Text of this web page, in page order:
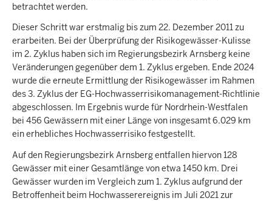
betrachtet werden.
Dieser Schritt war erstmalig bis zum 22. Dezember 2011 zu
erarbeiten. Bei der Überprüfung der Risikogewässer-Kulisse
im 2. Zyklus haben sich im Regierungsbezirk Arnsberg keine
Veränderungen gegenüber dem 1. Zyklus ergeben. Ende 2024
wurde die erneute Ermittlung der Risikogewässer im Rahmen
des 3. Zyklus der EG-Hochwasserrisikomanagement-Richtlinie
abgeschlossen. Im Ergebnis wurde für Nordrhein-Westfalen
bei 456 Gewässern mit einer Länge von insgesamt 6.029 km
ein erhebliches Hochwasserrisiko festgestellt.
Auf den Regierungsbezirk Arnsberg entfallen hiervon 128
Gewässer mit einer Gesamtlänge von etwa 1450 km. Drei
Gewässer wurden im Vergleich zum 1. Zyklus aufgrund der
Betroffenheit beim Hochwasserereignis im Juli 2021 zur